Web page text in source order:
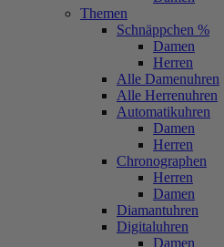
Themen
Schnäppchen %
Damen
Herren
Alle Damenuhren
Alle Herrenuhren
Automatikuhren
Damen
Herren
Chronographen
Herren
Damen
Diamantuhren
Digitaluhren
Damen